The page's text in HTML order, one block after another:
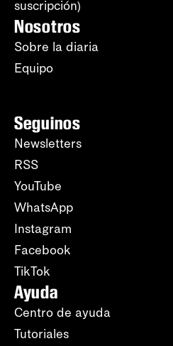
suscripción)
Nosotros
Sobre la diaria
Equipo
Seguinos
Newsletters
RSS
YouTube
WhatsApp
Instagram
Facebook
TikTok
Ayuda
Centro de ayuda
Tutoriales